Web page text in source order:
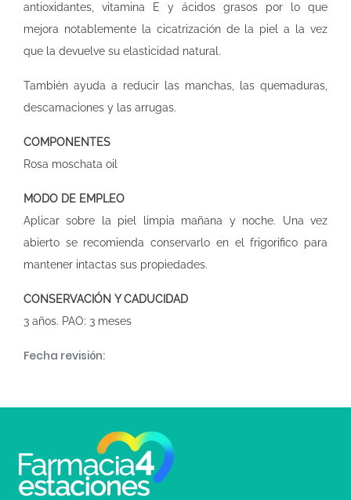
antioxidantes, vitamina E y ácidos grasos por lo que
mejora notablemente la cicatrización de la piel a la vez
que la devuelve su elasticidad natural.
También ayuda a reducir las manchas, las quemaduras,
descamaciones y las arrugas.
COMPONENTES
Rosa moschata oil
MODO DE EMPLEO
Aplicar sobre la piel limpia mañana y noche. Una vez
abierto se recomienda conservarlo en el frigorifico para
mantener intactas sus propiedades.
CONSERVACIÓN Y CADUCIDAD
3 años. PAO: 3 meses
Fecha revisión: